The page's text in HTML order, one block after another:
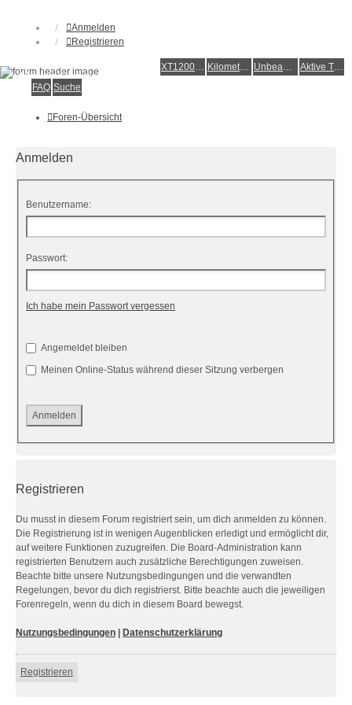
Anmelden
Registrieren
XT1200Z-Wiki Kilometerstatistik Unbeantwortete Themen Aktive Themen
Alles rund um die Yamaha XT1200Z Super Ténéré
FAQ Suche
Foren-Übersicht
Anmelden
Benutzername:
Passwort:
Ich habe mein Passwort vergessen
Angemeldet bleiben
Meinen Online-Status während dieser Sitzung verbergen
Registrieren
Du musst in diesem Forum registriert sein, um dich anmelden zu können.
Die Registrierung ist in wenigen Augenblicken erledigt und ermöglicht dir,
auf weitere Funktionen zuzugreifen. Die Board-Administration kann
registrierten Benutzern auch zusätzliche Berechtigungen zuweisen.
Beachte bitte unsere Nutzungsbedingungen und die verwandten
Regelungen, bevor du dich registrierst. Bitte beachte auch die jeweiligen
Forenregeln, wenn du dich in diesem Board bewegst.
Nutzungsbedingungen | Datenschutzerklärung
Registrieren